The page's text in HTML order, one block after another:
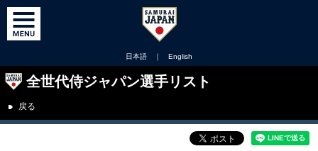
日本語 ｜ English
全世代侍ジャパン選手リスト
戻る